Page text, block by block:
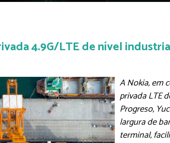
4.9G/LTE de nível
A Nokia, em
privada LTE
Progreso,
largura de
terminal,